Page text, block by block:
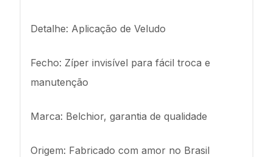
Detalhe: Aplicação de Veludo
Fecho: Zíper invisível para fácil troca e
manutenção
Marca: Belchior, garantia de qualidade
Origem: Fabricado com amor no Brasil